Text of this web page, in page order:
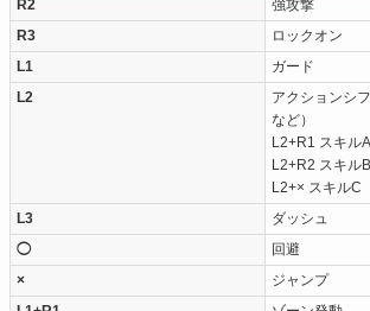
R2
強攻撃
R3
ロックオン
L1
ガード
L2
アクションシ
など）
L2+R1 スキルA
L2+R2 スキルB
L2+× スキルC
L3
ダッシュ
◯
回避
×
ジャンプ